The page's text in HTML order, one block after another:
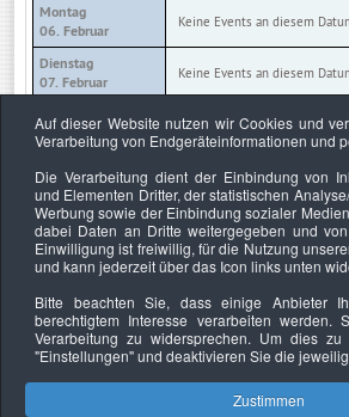
Montag
06. Februar
Keine Events an diesem
Dienstag
07. Februar
Keine Events an diesem
Mittwoch
08. Februar
Keine Events an diesem
09. Februar
Keine Events an diesem
Freitag
10. Februar
Keine Events an diesem
Samstag
Sonntag
12. Februar
Keine Events an diesem
Auf dieser Website nutzen wir Cookies und
Verarbeitung von Endgeräteinformationen und
Die Verarbeitung dient der Einbindung von
und Elementen Dritter, der statistischen
Werbung sowie der Einbindung sozialer
dabei Daten an Dritte weitergegeben und
Einwilligung ist freiwillig, für die Nutzung
und kann jederzeit über das Icon links unten
Bitte beachten Sie, dass einige Anbieter
berechtigtem Interesse verarbeiten
Verarbeitung zu widersprechen. Um dies
"Einstellungen"und deaktivieren Sie die
Zustimmen